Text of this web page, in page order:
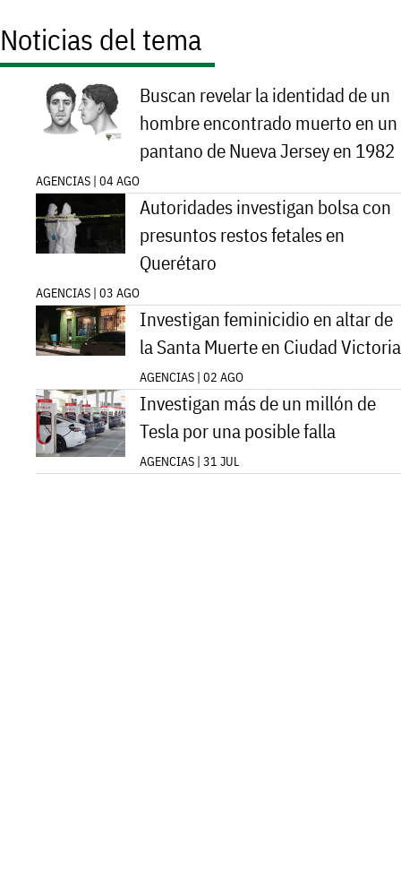
Noticias del tema
Buscan revelar la identidad de un
hombre encontrado muerto en un
pantano de Nueva Jersey en 1982
AGENCIAS | 04 AGO
Autoridades investigan bolsa con
presuntos restos fetales en
Querétaro
AGENCIAS | 03 AGO
Investigan feminicidio en altar de
la Santa Muerte en Ciudad Victoria
AGENCIAS | 02 AGO
Investigan más de un millón de
Tesla por una posible falla
AGENCIAS | 31 JUL